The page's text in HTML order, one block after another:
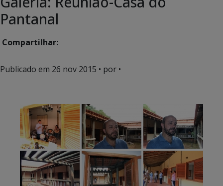
Pantanal
Compartilhar:
Publicado em 26 nov 2015 • por •